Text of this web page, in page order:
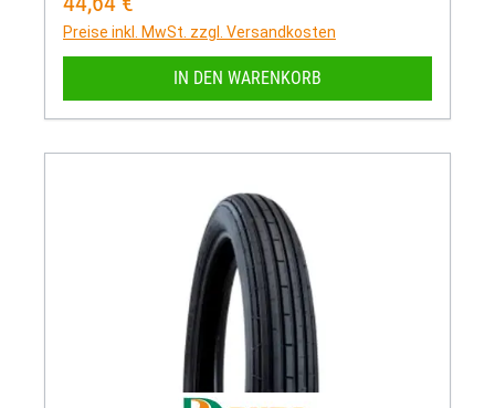
Preise inkl. MwSt. zzgl. Versandkosten
IN DEN WARENKORB